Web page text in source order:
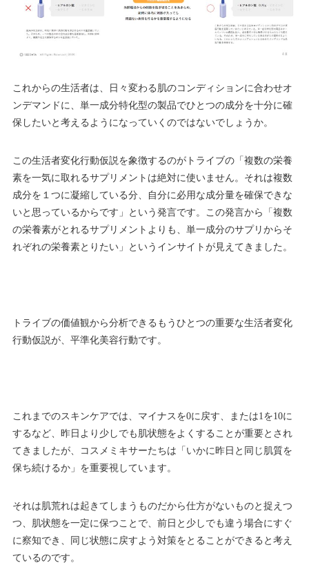
これからの生活者は、日々変わる肌のコンディションに合わせオ
ンデマンドに、単一成分特化型の製品でひとつの成分を十分に確
保したいと考えるようになっていくのではないでしょうか。
この生活者変化行動仮説を象徴するのがトライブの「複数の栄養
素を一気に取れるサプリメントは絶対に使いません。 それは複数
成分を１つに凝縮している分、自分に必用な成分量を確保できな
いと思っているからです 」という発言です。この発言から「複数
の栄養素がとれるサプリメントよりも、単一成分のサプリからそ
れぞれの栄養素とりたい」というインサイトが見えてきました。
トライブの価値観から分析できるもうひとつの重要な生活者変化
行動仮説が、平準化美容行動です。
これまでのスキンケアでは、マイナスを0に戻す、または1を10に
するなど、昨日より少しでも肌状態をよくすることが重要とされ
てきましたが、コスメミキサーたちは「いかに昨日と同じ肌質を
保ち続けるか」を重要視しています。
それは肌荒れは起きてしまうものだから仕方がないものと捉えつ
つ、肌状態を一定に保つことで、前日と少しでも違う場合にすぐ
に察知でき、同じ状態に戻すよう対策をとることができると考え
ているのです。